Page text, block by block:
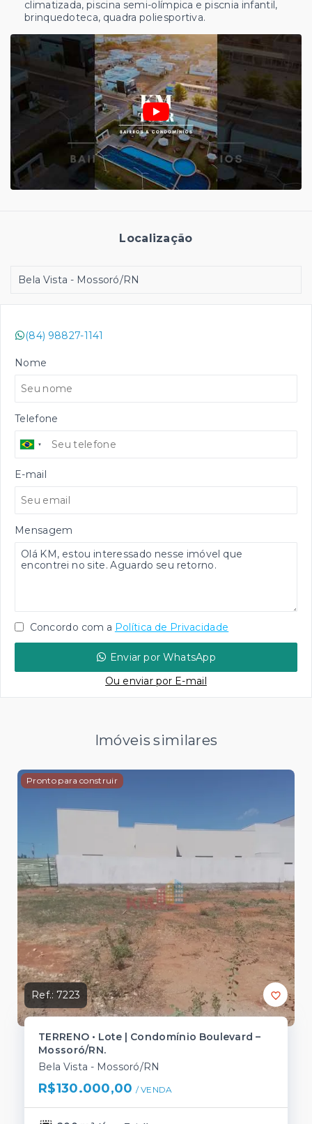
climatizada, piscina semi-olímpica e piscnia infantil,
brinquedoteca, quadra poliesportiva.
Localização
Bela Vista - Mossoró/RN
(84) 98827-1141
Nome
Telefone
E-mail
Mensagem
Concordo com a Política de Privacidade
Enviar por WhatsApp
Ou enviar por E-mail
Imóveis similares
Pronto para construir
Ref.:7223
TERRENO • Lote | Condomínio Boulevard –
Mossoró/RN.
Bela Vista - Mossoró/RN
R$130.000,00 / VENDA